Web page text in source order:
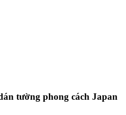
tường phong cách Japan